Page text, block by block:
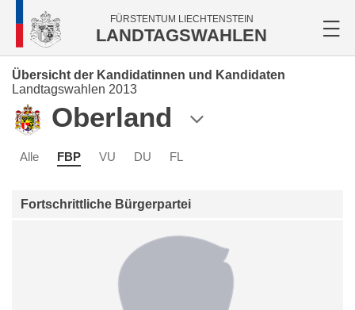
FÜRSTENTUM LIECHTENSTEIN
LANDTAGSWAHLEN
Übersicht der Kandidatinnen und Kandidaten
Landtagswahlen 2013
Oberland
Alle FBP VU DU FL
Fortschrittliche Bürgerpartei